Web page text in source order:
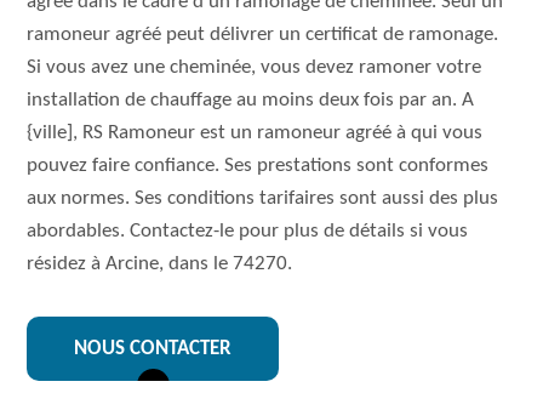
ramoneur agréé peut délivrer un certificat de ramonage.
Si vous avez une cheminée, vous devez ramoner votre
installation de chauffage au moins deux fois par an. A
{ville], RS Ramoneur est un ramoneur agréé à qui vous
pouvez faire confiance. Ses prestations sont conformes
aux normes. Ses conditions tarifaires sont aussi des plus
abordables. Contactez-le pour plus de détails si vous
résidez à Arcine, dans le 74270.
NOUS CONTACTER